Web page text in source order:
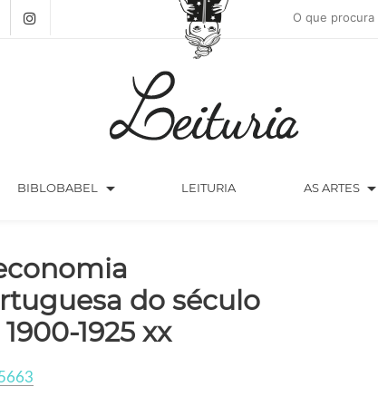
BIBLOBABEL arrow_drop_down LEITURIA AS ARTES arrow_drop_down
do século
1900-1925 xx